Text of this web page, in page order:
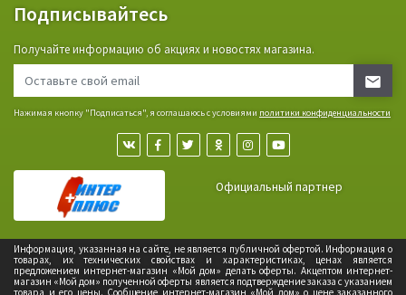
Подписывайтесь
Получайте информацию об акциях и новостях магазина.
Нажимая кнопку "Подписаться", я соглашаюсь с условиями политики конфиденциальности
Официальный партнер
Информация, указанная на сайте, не является публичной офертой. Информация о
товарах, их технических свойствах и характеристиках, ценах является
предложением интернет-магазин «Мой дом» делать оферты. Акцептом интернет-
магазин «Мой дом» полученной оферты является подтверждение заказа с указанием
товара и его цены. Сообщение интернет-магазин «Мой дом» о цене заказанного